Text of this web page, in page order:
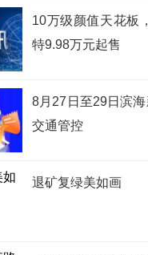
10万级颜值天花板
特9.98万元起售
8月27日至29日滨
交通管控
退矿复绿美如画